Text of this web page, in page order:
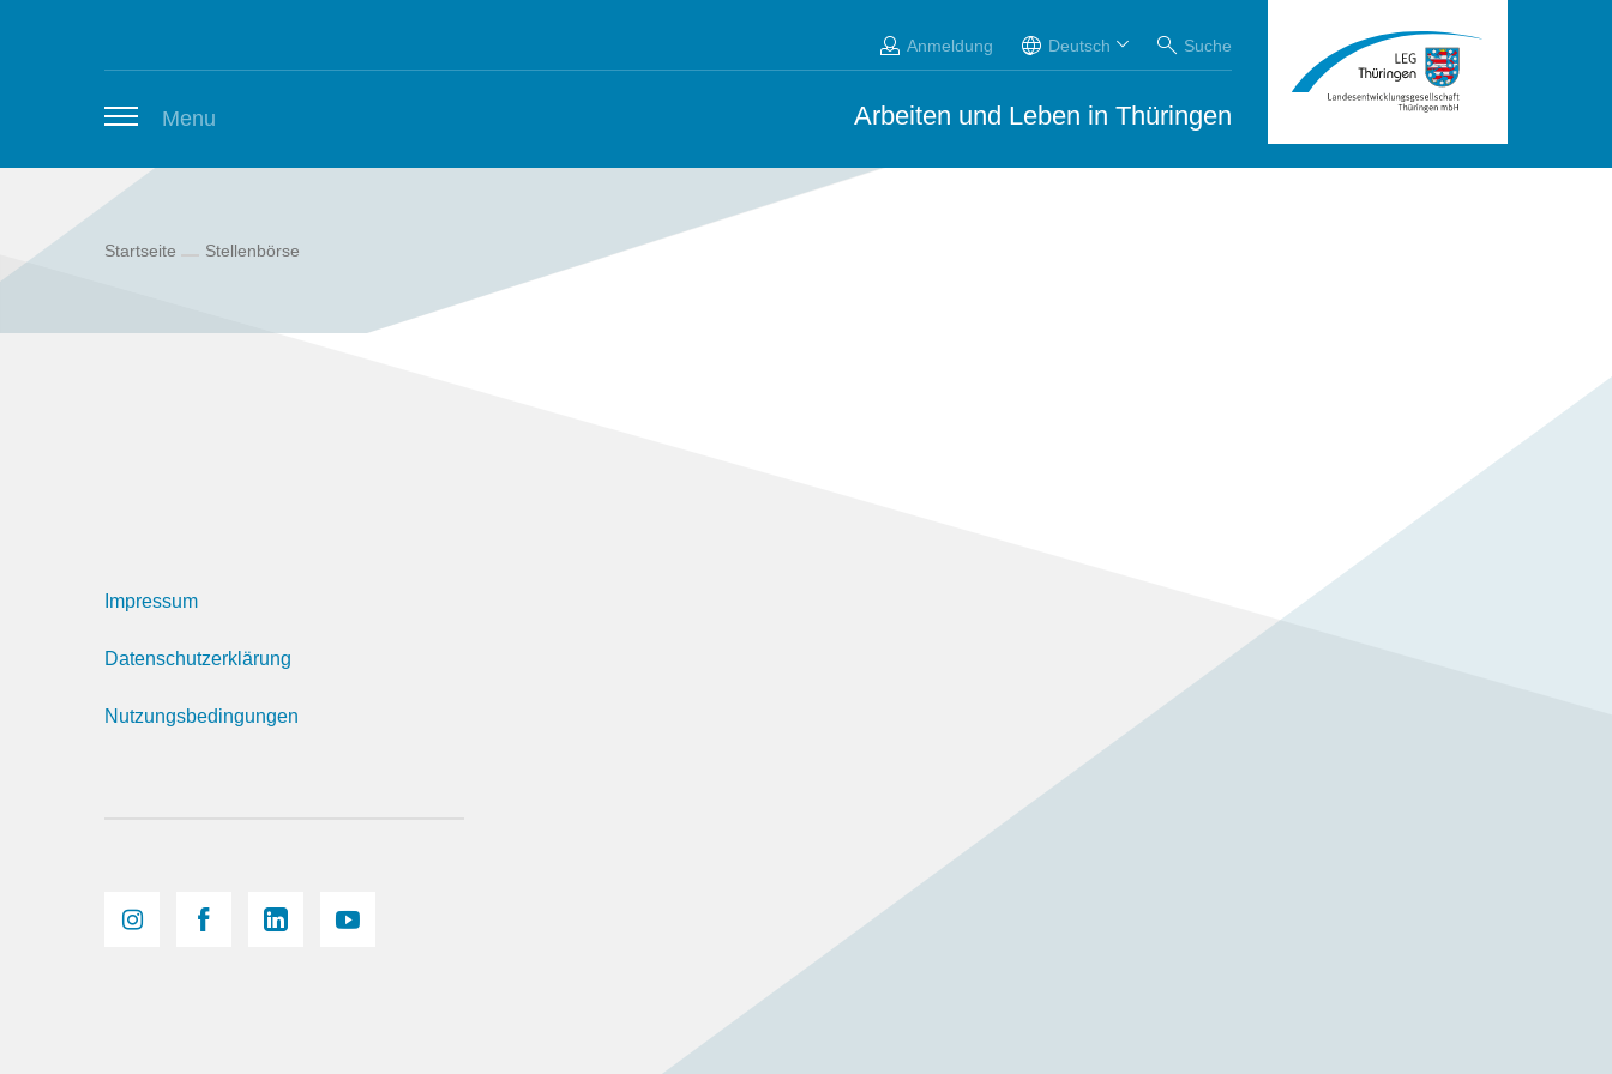
Anmeldung Deutsch Suche
Arbeiten und Leben in Thüringen
Menu
Thüringer Stellenbörse
Newsletter
Startseite Stellenbörse
Impressum
Datenschutzerklärung
Nutzungsbedingungen